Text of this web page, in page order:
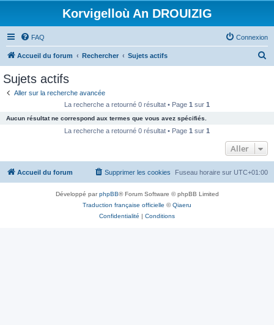
Korvigelloù An DROUIZIG
FAQ Connexion
Accueil du forum Rechercher Sujets actifs
c
e
Sujets actifs
Aller sur la recherche avancée
La recherche a retourné 0 résultat • Page 1 sur 1
Aucun résultat ne correspond aux termes que vous avez spécifiés.
La recherche a retourné 0 résultat • Page 1 sur 1
Aller
Accueil du forum Fuseau horaire sur UTC+01:00
Supprimer les cookies
Développé parphpBB® Forum Software © phpBB Limited
Traduction française officielle ©Qiaeru
Confidentialité | Conditions